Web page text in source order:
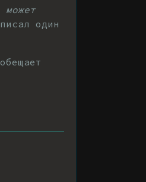
может
один